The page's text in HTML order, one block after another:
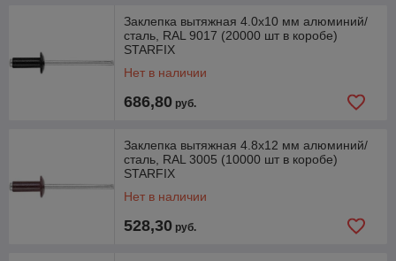
Заклепка вытяжная 4.0х10 мм алюминий/
сталь, RAL 9017 (20000 шт в коробе)
STARFIX
Нет в наличии
686,80 руб.
Заклепка вытяжная 4.8х12 мм алюминий/
сталь, RAL 3005 (10000 шт в коробе)
STARFIX
Нет в наличии
528,30 руб.